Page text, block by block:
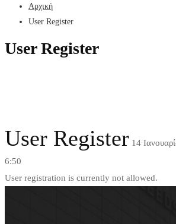
Αρχική
User Register
User Register
User Register 14
6:50
User
User registration is currently not allowed.